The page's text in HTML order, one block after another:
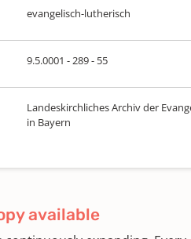
evangelisch-lutherisch
9.5.0001 - 289 - 55
Landeskirchliches Archiv der
in Bayern
available